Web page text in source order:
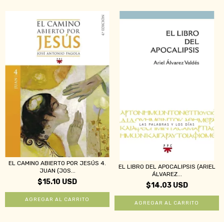
EL CAMINO ABIERTO POR JESÚS 4.
JUAN (JOS...
$15.10 USD
EL LIBRO DEL APOCALIPSIS (ARIEL
ÁLVAREZ...
$14.03 USD